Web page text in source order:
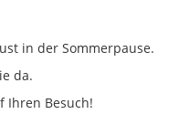
in der Sommerpause.
da.
Ihren Besuch!